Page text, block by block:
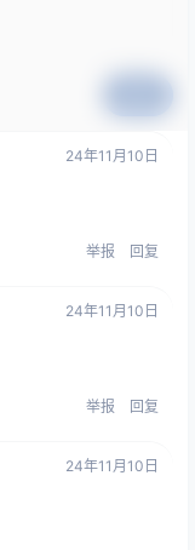
24年11月10日
举报 回复
24年11月10日
举报 回复
24年11月10日